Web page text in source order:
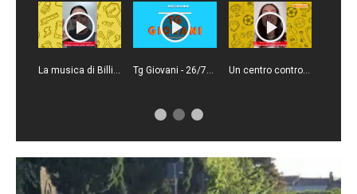
La musica di Billie Eilish ha un impatto positivo sull'ambiente Tg Giovani - 26/7/2026 Un centro contro le dipendenze digitali